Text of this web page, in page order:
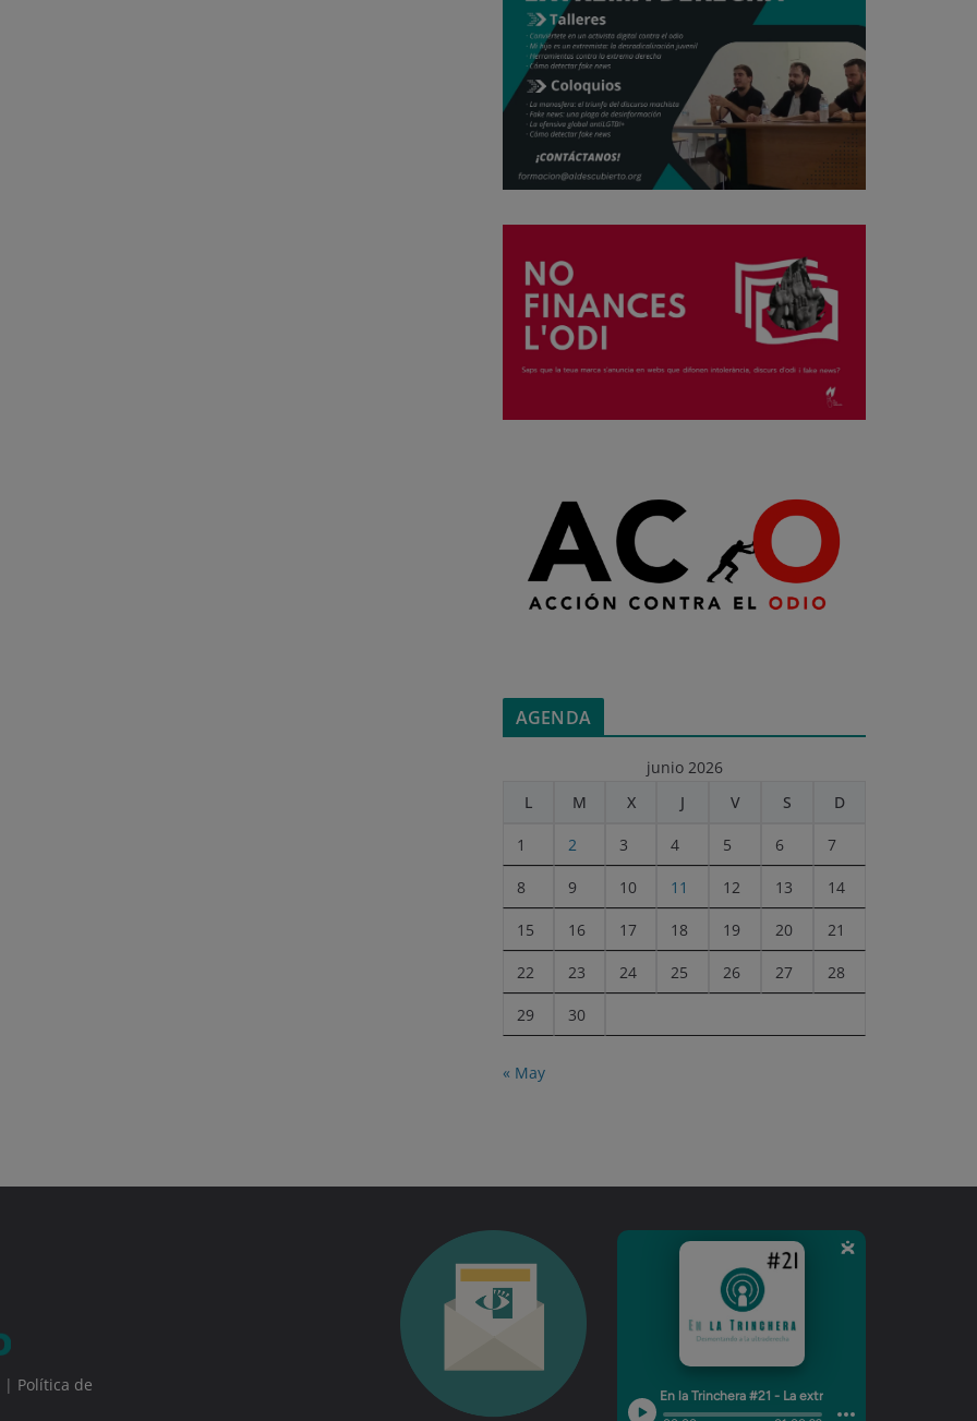
AGENDA
junio 2026
L
M X J V S D
1 2 3 4 5 6 7
8 9 10 11 12 13 14
15 16 17 18 19 20 21
22 23 24 25 26 27 28
29 30
« May
| Política de